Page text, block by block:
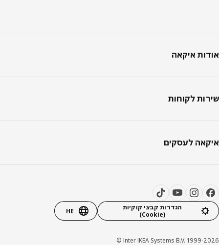
איקאה
לקוחות
לעסקים
הגדרות קבצי קוקיות
HE
Inter IKEA Systems B.V. 1999-